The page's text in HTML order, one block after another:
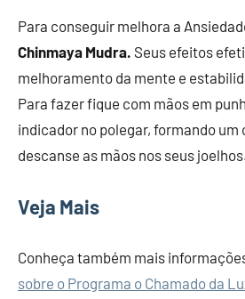
Para conseguir melhora a
Chinmaya Mudra. Seus efeitos
melhoramento da mente e
Para fazer fique com mãos em
indicador no polegar, formando um
descanse as mãos nos seus
Veja Mais
Conheça também mais
sobre o Programa o Chamado da